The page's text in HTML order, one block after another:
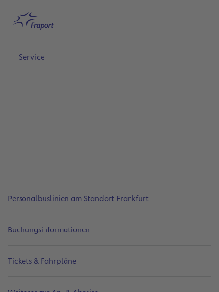
Startseite
Service
Personalbuslinien am Standort Frankfurt
Buchungsinformationen
Tickets & Fahrpläne